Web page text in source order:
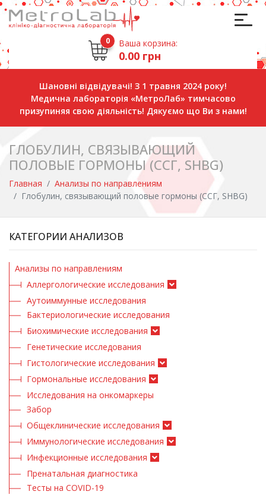
0 Ваша корзина:
0.00 грн
Шановні відвідувачі! З 1 травня 2024 року!
Медична лабораторія «МетроЛаб» тимчасово
призупиняя свою діяльність! Дякуємо що Ви з нами!
ГЛОБУЛИН, СВЯЗЫВАЮЩИЙ
ПОЛОВЫЕ ГОРМОНЫ (ССГ, SHBG)
Главная
Анализы по направлениям
Глобулин, связывающий половые гормоны (ССГ, SHBG)
КАТЕГОРИИ АНАЛИЗОВ
Анализы по направлениям
Аллергологические исследования
Аутоиммунные исследования
Бактериологические исследования
Биохимические исследования
Генетические исследования
Гистологические исследования
Гормональные исследования
Исследования на онкомаркеры
Забор
Общеклинические исследования
Иммунологические исследования
Инфекционные исследования
Пренатальная диагностика
Тесты на COVID-19